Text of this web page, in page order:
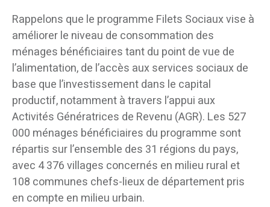
Rappelons que le programme Filets Sociaux vise à
améliorer le niveau de consommation des
ménages bénéficiaires tant du point de vue de
l’alimentation, de l’accès aux services sociaux de
base que l’investissement dans le capital
productif, notamment à travers l’appui aux
Activités Génératrices de Revenu (AGR). Les 527
000 ménages bénéficiaires du programme sont
répartis sur l’ensemble des 31 régions du pays,
avec 4 376 villages concernés en milieu rural et
108 communes chefs-lieux de département pris
en compte en milieu urbain.